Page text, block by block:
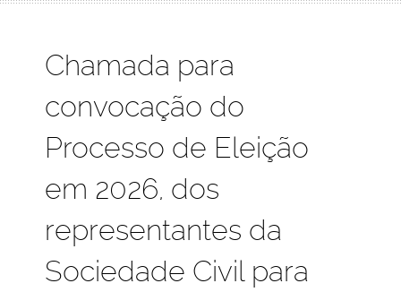
Chamada para
convocação do
Processo de Eleição
em 2026, dos
representantes da
Sociedade Civil para